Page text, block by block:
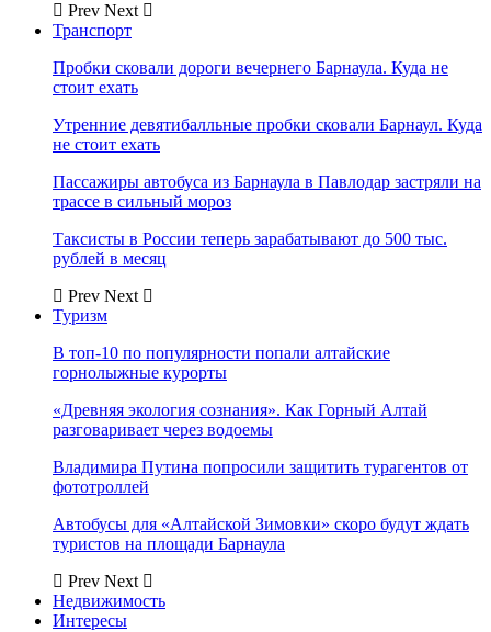
Prev Next
Транспорт
Пробки сковали дороги вечернего Барнаула. Куда не
стоит ехать
Утренние девятибалльные пробки сковали Барнаул. Куда
не стоит ехать
Пассажиры автобуса из Барнаула в Павлодар застряли на
трассе в сильный мороз
Таксисты в России теперь зарабатывают до 500 тыс.
рублей в месяц
Prev Next
Туризм
В топ-10 по популярности попали алтайские
горнолыжные курорты
«Древняя экология сознания». Как Горный Алтай
разговаривает через водоемы
Владимира Путина попросили защитить турагентов от
фототроллей
Автобусы для «Алтайской Зимовки» скоро будут ждать
туристов на площади Барнаула
Prev Next
Недвижимость
Интересы